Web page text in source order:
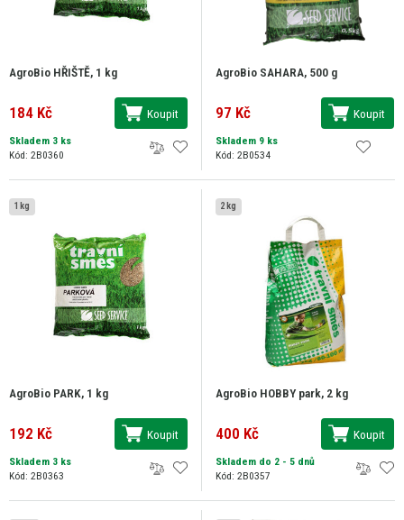
AgroBio HŘIŠTĚ, 1 kg
184 Kč Koupit
Skladem 3 ks
Kód: 2B0360
AgroBio SAHARA, 500 g
97 Kč Koupit
Skladem 9 ks
Kód: 2B0534
1 kg
AgroBio PARK, 1 kg
192 Kč Koupit
Skladem 3 ks
Kód: 2B0363
2 kg
AgroBio HOBBY park, 2 kg
400 Kč Koupit
Skladem do 2 - 5 dnů
Kód: 2B0357